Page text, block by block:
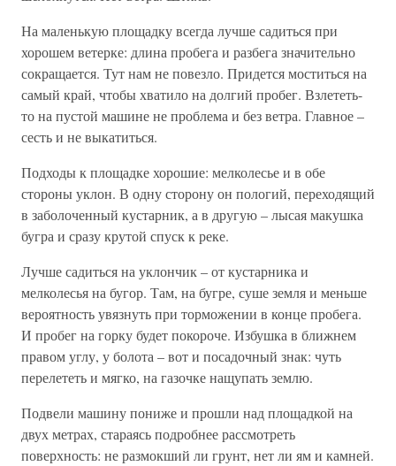
На маленькую площадку всегда лучше садиться при
хорошем ветерке: длина пробега и разбега значительно
сокращается. Тут нам не повезло. Придется моститься на
самый край, чтобы хватило на долгий пробег. Взлететь-
то на пустой машине не проблема и без ветра. Главное –
сесть и не выкатиться.
Подходы к площадке хорошие: мелколесье и в обе
стороны уклон. В одну сторону он пологий, переходящий
в заболоченный кустарник, а в другую – лысая макушка
бугра и сразу крутой спуск к реке.
Лучше садиться на уклончик – от кустарника и
мелколесья на бугор. Там, на бугре, суше земля и меньше
вероятность увязнуть при торможении в конце пробега.
И пробег на горку будет покороче. Избушка в ближнем
правом углу, у болота – вот и посадочный знак: чуть
перелететь и мягко, на газочке нащупать землю.
Подвели машину пониже и прошли над площадкой на
двух метрах, стараясь подробнее рассмотреть
поверхность: не размокший ли грунт, нет ли ям и камней.